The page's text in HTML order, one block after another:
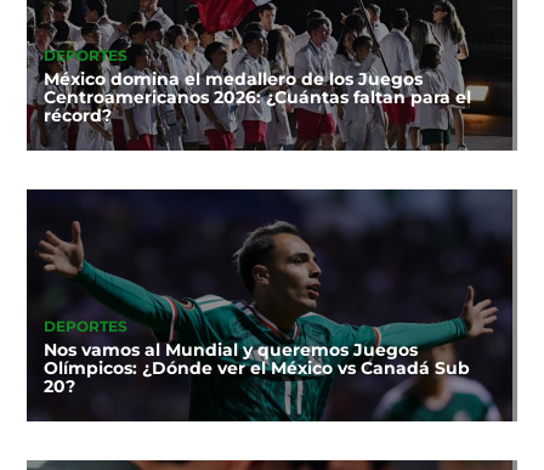
DEPORTES
México domina el medallero de los Juegos
Centroamericanos 2026: ¿Cuántas faltan para el
récord?
DEPORTES
Nos vamos al Mundial y queremos Juegos
Olímpicos: ¿Dónde ver el México vs Canadá Sub
20?